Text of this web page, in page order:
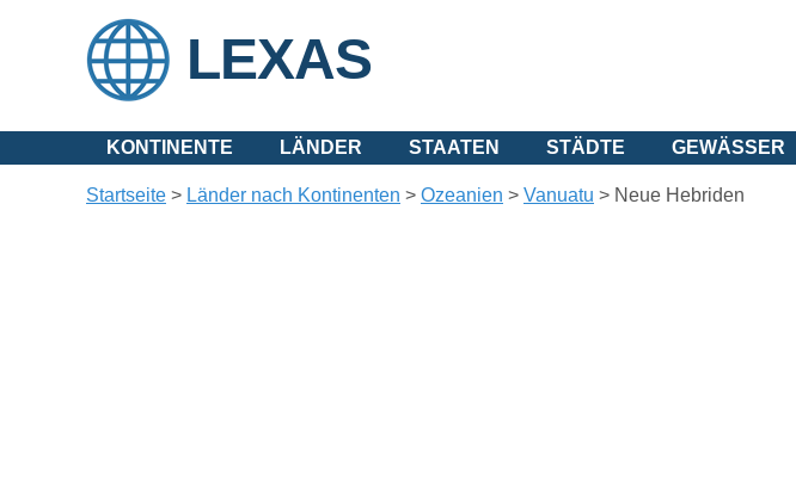
LEXAS
KONTINENTE LÄNDER STAATEN STÄDTE GEWÄSSER
Startseite > Länder nach Kontinenten > Ozeanien > Vanuatu > Neue Hebriden